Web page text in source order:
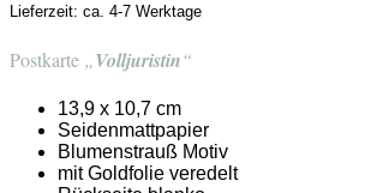
Lieferzeit: ca. 4-7 Werktage
Postkarte „Volljuristin“
13,9 x 10,7 cm
Seidenmattpapier
Blumenstrauß Motiv
mit Goldfolie veredelt